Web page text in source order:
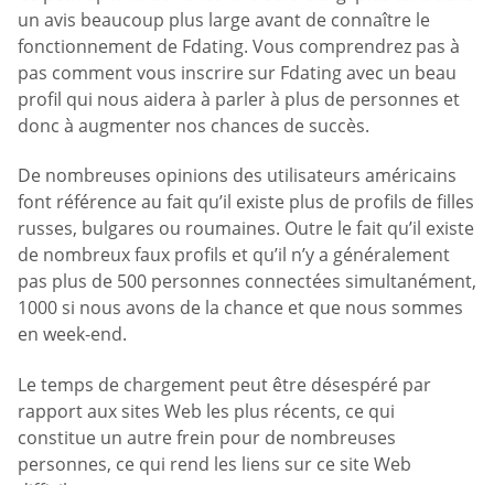
un avis beaucoup plus large avant de connaître le
fonctionnement de Fdating. Vous comprendrez pas à
pas comment vous inscrire sur Fdating avec un beau
profil qui nous aidera à parler à plus de personnes et
donc à augmenter nos chances de succès.
De nombreuses opinions des utilisateurs américains
font référence au fait qu’il existe plus de profils de filles
russes, bulgares ou roumaines. Outre le fait qu’il existe
de nombreux faux profils et qu’il n’y a généralement
pas plus de 500 personnes connectées simultanément,
1000 si nous avons de la chance et que nous sommes
en week-end.
Le temps de chargement peut être désespéré par
rapport aux sites Web les plus récents, ce qui
constitue un autre frein pour de nombreuses
personnes, ce qui rend les liens sur ce site Web